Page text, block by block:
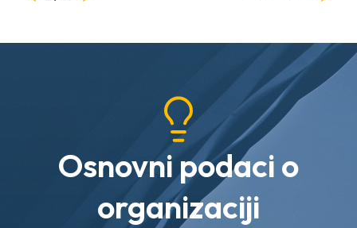
Osnovni podaci o
organizaciji